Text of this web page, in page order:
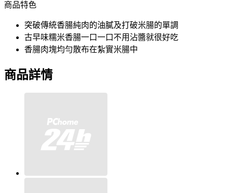
商品特色
突破傳統香腸純肉的油膩及打破米腸的單調
古早味糯米香腸一口一口不用沾醬就很好吃
香腸肉塊均勻散布在紮實米腸中
商品詳情